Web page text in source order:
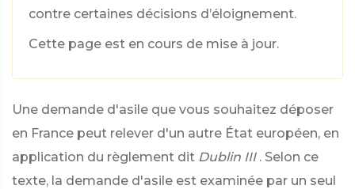
contre certaines décisions d’éloignement.
Cette page est en cours de mise à jour.
Une demande d'asile que vous souhaitez déposer
en France peut relever d'un autre État européen, en
application du règlement dit Dublin III . Selon ce
texte, la demande d'asile est examinée par un seul